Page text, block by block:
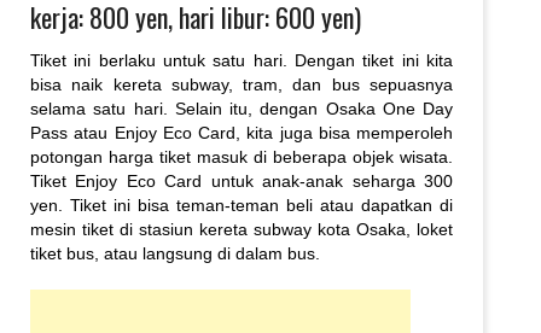
kerja: 800 yen, hari libur: 600 yen)
Tiket ini berlaku untuk satu hari. Dengan tiket ini kita
bisa naik kereta subway, tram, dan bus sepuasnya
selama satu hari. Selain itu, dengan Osaka One Day
Pass atau Enjoy Eco Card, kita juga bisa memperoleh
potongan harga tiket masuk di beberapa objek wisata.
Tiket Enjoy Eco Card untuk anak-anak seharga 300
yen. Tiket ini bisa teman-teman beli atau dapatkan di
mesin tiket di stasiun kereta subway kota Osaka, loket
tiket bus, atau langsung di dalam bus.